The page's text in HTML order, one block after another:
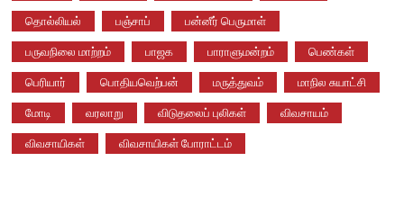
தொல்லியல் பஞ்சாப் பன்னீர் பெருமாள்
பருவநிலை மாற்றம் பாஜக பாராளுமன்றம் பெண்கள்
பெரியார் பொதியவெற்பன் மருத்துவம் மாநில சுயாட்சி
மோடி வரலாறு விடுதலைப் புலிகள் விவசாயம்
விவசாயிகள் விவசாயிகள் போராட்டம்